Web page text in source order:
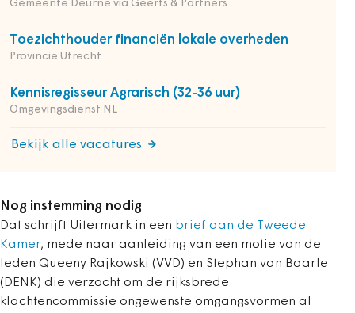
Gemeente Deurne via Geerts & Partners
Toezichthouder financiën lokale overheden
Provincie Utrecht
Kennisregisseur Agrarisch (32-36 uur)
Omgevingsdienst NL
Bekijk alle vacatures
Nog instemming nodig
Dat schrijft Uitermark in een brief aan de Tweede
Kamer, mede naar aanleiding van een motie van de
leden Queeny Rajkowski (VVD) en Stephan van Baarle
(DENK) die verzocht om de rijksbrede
klachtencommissie ongewenste omgangsvormen al